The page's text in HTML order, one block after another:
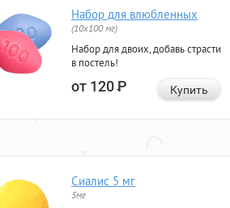
Набор для влюбленных
(10х100 мг)
Набор для двоих, добавь страсти
в постель!
от 120Р Купить
Сиалис 5 мг
5мг